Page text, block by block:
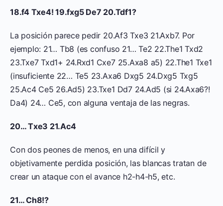
18.f4 Txe4! 19.fxg5 De7 20.Tdf1?
La posición parece pedir 20.Af3 Txe3 21.Axb7. Por
ejemplo: 21… Tb8 (es confuso 21… Te2 22.The1 Txd2
23.Txe7 Txd1+ 24.Rxd1 Cxe7 25.Axa8 a5) 22.The1 Txe1
(insuficiente 22… Te5 23.Axa6 Dxg5 24.Dxg5 Txg5
25.Ac4 Ce5 26.Ad5) 23.Txe1 Dd7 24.Ad5 (si 24.Axa6?!
Da4) 24… Ce5, con alguna ventaja de las negras.
20… Txe3 21.Ac4
Con dos peones de menos, en una difícil y
objetivamente perdida posición, las blancas tratan de
crear un ataque con el avance h2-h4-h5, etc.
21… Ch8!?